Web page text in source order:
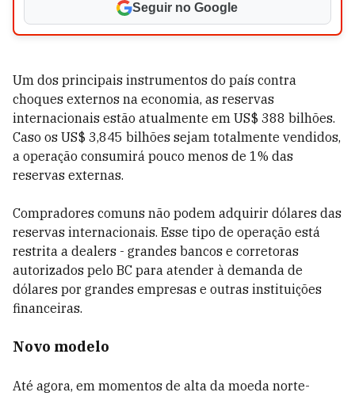
Seguir no Google
Um dos principais instrumentos do país contra
choques externos na economia, as reservas
internacionais estão atualmente em US$ 388 bilhões.
Caso os US$ 3,845 bilhões sejam totalmente vendidos,
a operação consumirá pouco menos de 1% das
reservas externas.
Compradores comuns não podem adquirir dólares das
reservas internacionais. Esse tipo de operação está
restrita a dealers - grandes bancos e corretoras
autorizados pelo BC para atender à demanda de
dólares por grandes empresas e outras instituições
financeiras.
Novo modelo
Até agora, em momentos de alta da moeda norte-